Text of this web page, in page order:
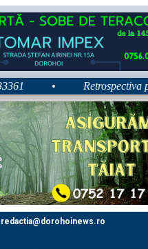
• Retrospectiva primei
redactia@dorohoinews.ro